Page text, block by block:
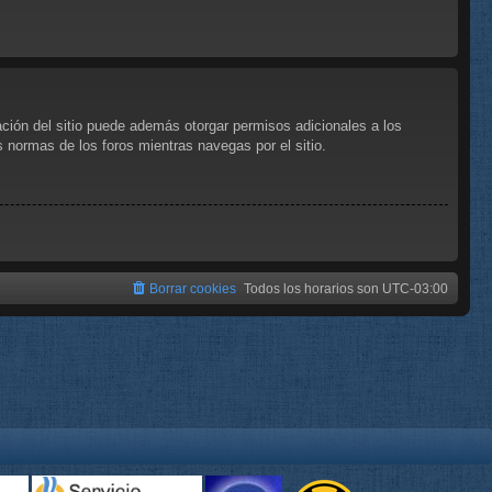
del sitio puede además otorgar permisos adicionales a los
de los foros mientras navegas por el sitio.
Todos los horarios son UTC-03:00
Borrar cookies